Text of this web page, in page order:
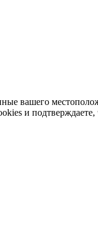
вашего
и подтверждаете,